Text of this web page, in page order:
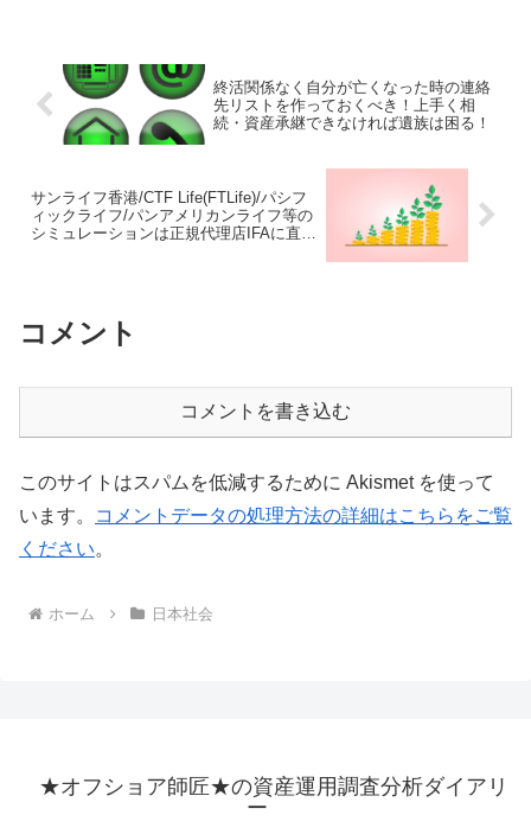
終活関係なく自分が亡くなった時の連絡
先リストを作っておくべき！上手く相
続・資産承継できなければ遺族は困る！
サンライフ香港/CTF Life(FTLife)/パシフ
ィックライフ/パンアメリカンライフ等の
シミュレーションは正規代理店IFAに直接
コメント
コメントを書き込む
このサイトはスパムを低減するために Akismet を使って
います。
コメントデータの処理方法の詳細はこちらをご覧
ください。
ホーム 日本社会
★オフショア師匠★の資産運用調査分析ダイアリ
ー